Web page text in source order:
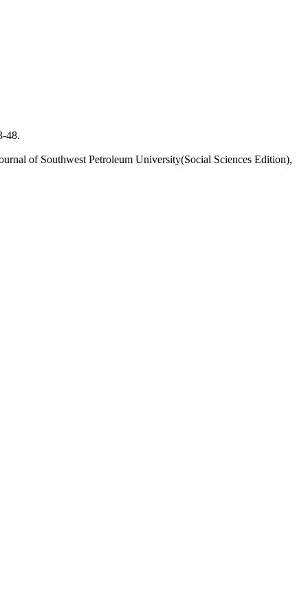
48.
of Southwest Petroleum University(Social Sciences Edition),